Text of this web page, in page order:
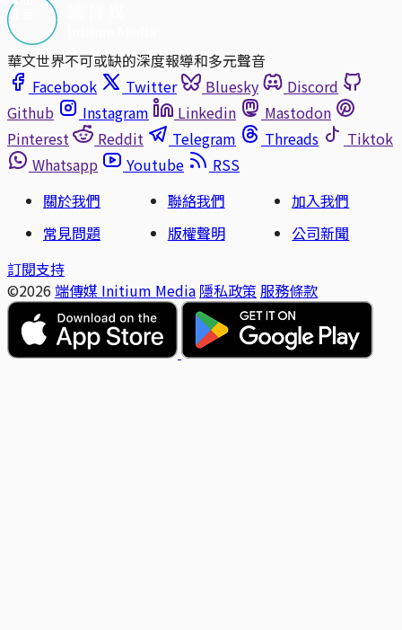
華文世界不可或缺的深度報導和多元聲音
Facebook
Twitter Bluesky
Discord
Github
Instagram Linkedin
Mastodon
Pinterest
Reddit Telegram Threads
Tiktok
Whatsapp
Youtube
RSS
關於我們
聯絡我們
加入我們
常見問題
版權聲明
公司新聞
訂閱支持
©2026 端傳媒 Initium Media 隱私政策 服務條款